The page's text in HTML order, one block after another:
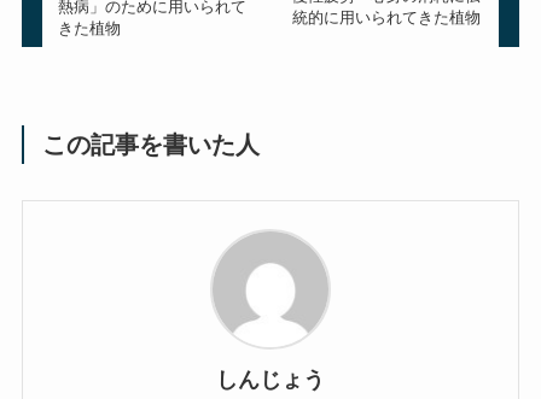
熱病」のために用いられて
きた植物
統的に用いられてきた植物
この記事を書いた人
しんじょう